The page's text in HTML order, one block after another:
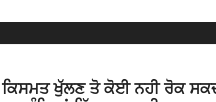
ਕਿਸਮਤ ਖੁੱਲਣ ਤੋ ਕੋਈ ਨਹੀ ਰੋਕ